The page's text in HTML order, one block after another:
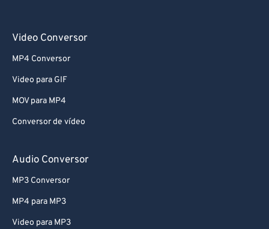
Video Conversor
MP4 Conversor
Video para GIF
MOV para MP4
Conversor de vídeo
Audio Conversor
MP3 Conversor
MP4 para MP3
Video para MP3